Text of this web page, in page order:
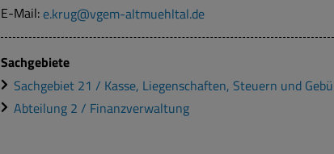
E-Mail: e.krug@vgem-altmuehltal.de
Sachgebiete
Sachgebiet 21 / Kasse, Liegenschaften, Steuern und
Abteilung 2 / Finanzverwaltung